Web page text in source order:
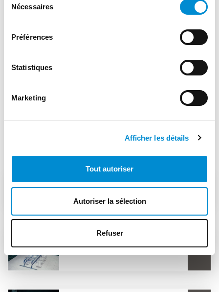
Nécessaires
Préférences
Statistiques
Marketing
Afficher les détails
Tout autoriser
Autoriser la sélection
Refuser
Autres aciers de construction à haute
limite d’élasticité
S355 (E36)
S690QL